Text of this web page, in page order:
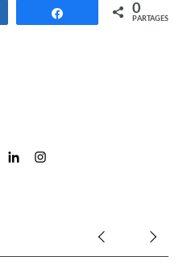
Partagez 0
PARTAGES